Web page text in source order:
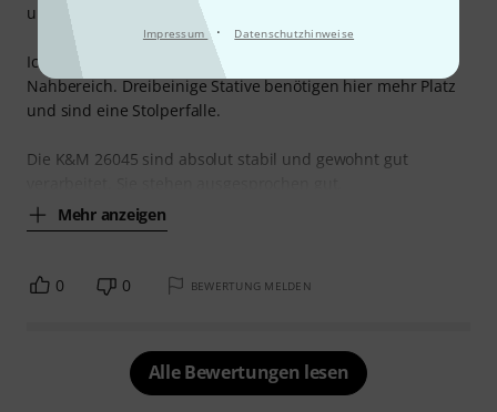
Impressum · Datenschutzhinweise
ungemein praktisch. Aber beim Transport eigentlich nie.
Ich nutze die Stative vor allem bei der Chorabnahme im
Nahbereich. Dreibeinige Stative benötigen hier mehr Platz
und sind eine Stolperfalle.
Die K&M 26045 sind absolut stabil und gewohnt gut
Mehr anzeigen
0 0 BEWERTUNG MELDEN
Alle Bewertungen lesen